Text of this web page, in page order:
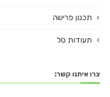
תכנון פרישה
תעודות סל
צרו איתנו קשר: